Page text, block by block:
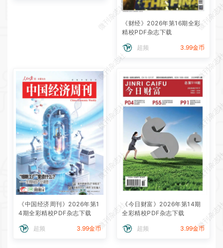
《财经》2026年第16期全彩
精校PDF杂志下载
超频 3.99金币
《中国经济周刊》2026年第1
4期全彩精校PDF杂志下载
超频 3.99金币
《今日财富》2026年第14期
全彩精校PDF杂志下载
超频 3.99金币
微刊杂志社
微刊杂
微刊杂志社
微刊杂
微刊杂志社
微刊杂
微刊杂志社
微刊杂
微刊杂志社
微刊杂